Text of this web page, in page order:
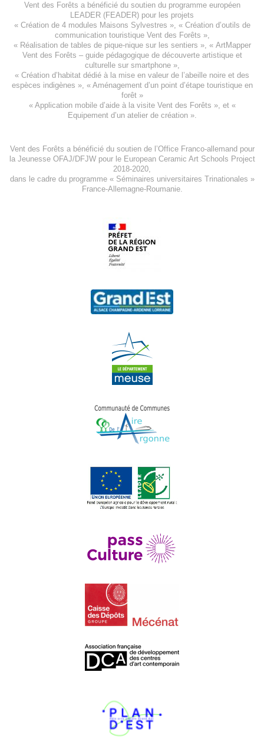
Vent des Forêts a bénéficié du soutien du programme européen
LEADER (FEADER) pour les projets
« Création de 4 modules Maisons Sylvestres », « Création d’outils de
communication touristique Vent des Forêts »,
« Réalisation de tables de pique-nique sur les sentiers », « ArtMapper
Vent des Forêts – guide pédagogique de découverte artistique et
culturelle sur smartphone »,
« Création d’habitat dédié à la mise en valeur de l’abeille noire et des
espèces indigènes », « Aménagement d’un point d’étape touristique en
forêt»
« Application mobile d’aide à la visite Vent des Forêts », et «
Equipement d’un atelier de création».
Vent des Forêts a bénéficié du soutien de l’Office Franco-allemand pour
la Jeunesse OFAJ/DFJWpour leEuropean Ceramic Art Schools Project
2018-2020,
dans le cadre du programme « Séminaires universitaires Trinationales »
France-Allemagne-Roumanie.